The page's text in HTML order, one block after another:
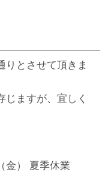
りとさせて頂きま
じますが、宜しく
金） 夏季休業